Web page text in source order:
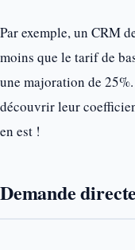
Par exemple, un CRM
moins que le tarif de
une majoration de
découvrir leur
en est !
Demande